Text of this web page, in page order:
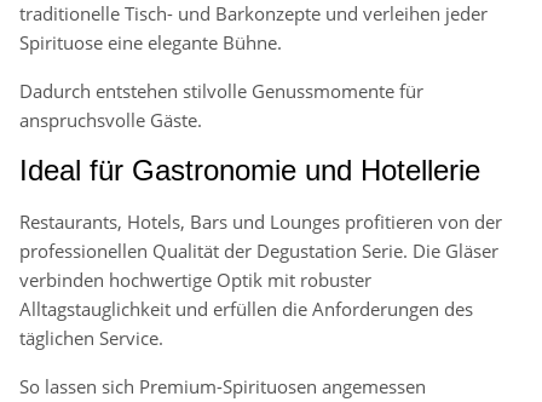
traditionelle Tisch- und Barkonzepte und verleihen jeder
Spirituose eine elegante Bühne.
Dadurch entstehen stilvolle Genussmomente für
anspruchsvolle Gäste.
Ideal für Gastronomie und Hotellerie
Restaurants, Hotels, Bars und Lounges profitieren von der
professionellen Qualität der Degustation Serie. Die Gläser
verbinden hochwertige Optik mit robuster
Alltagstauglichkeit und erfüllen die Anforderungen des
täglichen Service.
So lassen sich Premium-Spirituosen angemessen